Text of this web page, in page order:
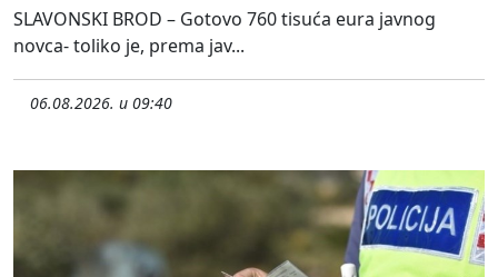
SLAVONSKI BROD – Gotovo 760 tisuća eura javnog
novca- toliko je, prema jav...
06.08.2026. u 09:40